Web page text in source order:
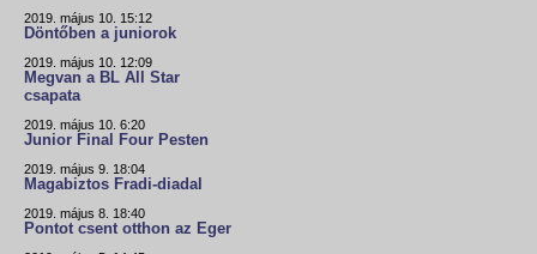
2019. május 10. 15:12
Döntőben a juniorok
2019. május 10. 12:09
Megvan a BL All Star
csapata
2019. május 10. 6:20
Junior Final Four Pesten
2019. május 9. 18:04
Magabiztos Fradi-diadal
2019. május 8. 18:40
Pontot csent otthon az Eger